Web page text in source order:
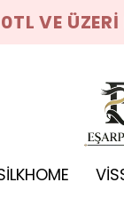
VE